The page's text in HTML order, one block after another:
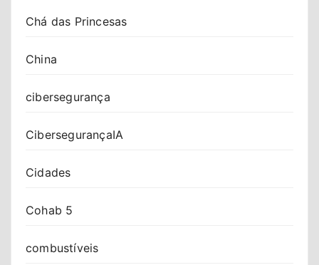
Chá das Princesas
China
cibersegurança
CibersegurançaIA
Cidades
Cohab 5
combustíveis